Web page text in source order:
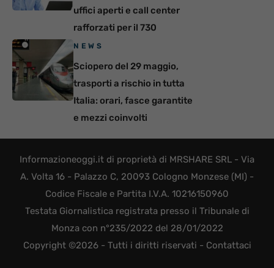
uffici aperti e call center
rafforzati per il 730
NEWS
Sciopero del 29 maggio,
trasporti a rischio in tutta
Italia: orari, fasce garantite
e mezzi coinvolti
Informazioneoggi.it di proprietà di MRSHARE SRL - Via
A. Volta 16 - Palazzo C, 20093 Cologno Monzese (MI) -
Codice Fiscale e Partita I.V.A. 10216150960
Testata Giornalistica registrata presso il Tribunale di
Monza con n°235/2022 del 28/01/2022
Copyright ©2026 - Tutti i diritti riservati - Contattaci